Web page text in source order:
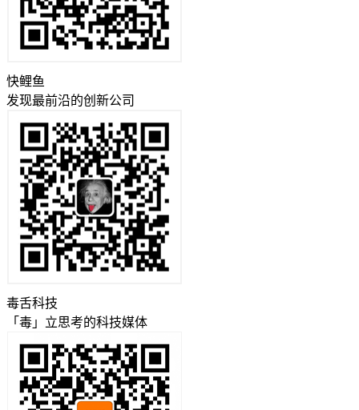
快鲤鱼
发现最前沿的创新公司
毒舌科技
「毒」立思考的科技媒体